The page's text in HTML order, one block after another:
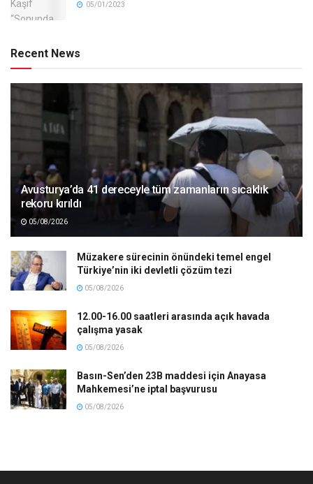
05/01/2023
Recent News
Avusturya’da 41 dereceyle tüm zamanların sıcaklık
rekoru kırıldı
05/08/2026
Müzakere sürecinin önündeki temel engel
Türkiye’nin iki devletli çözüm tezi
05/08/2026
12.00-16.00 saatleri arasında açık havada
çalışma yasak
05/08/2026
Basın-Sen’den 23B maddesi için Anayasa
Mahkemesi’ne iptal başvurusu
05/08/2026